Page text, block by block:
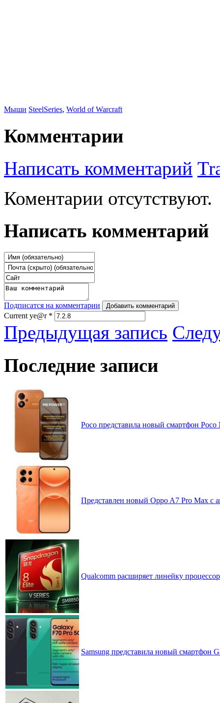
Мыши SteelSeries, World of Warcraft
Комментарии
Написать комментарий
Коментарии отсутствуют.
Написать комментарий
Подписатся на комментарии Добавить комментарий
Current ye@r *
Предыдущая запись
Последние записи
Poco представила новый смартфон
Представлен новый Oppo A7 Pro Max с
Qualcomm расширяет линейку
Samsung представила новый смартфон